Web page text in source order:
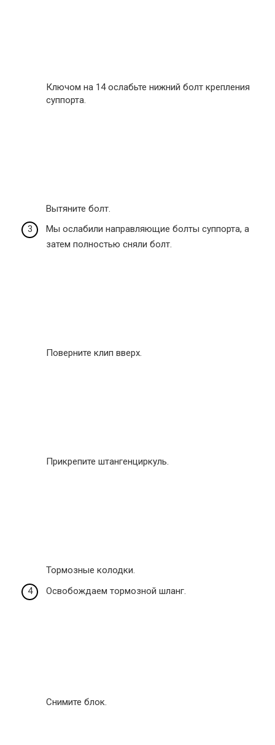
Ключом на 14 ослабьте нижний болт крепления
суппорта.
Вытяните болт.
Мы ослабили направляющие болты суппорта, а
затем полностью сняли болт.
Поверните клип вверх.
Прикрепите штангенциркуль.
Тормозные колодки.
Освобождаем тормозной шланг.
Снимите блок.